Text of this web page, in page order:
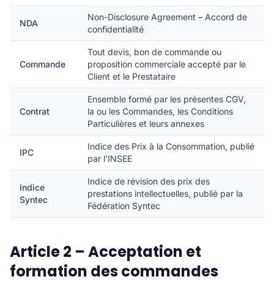
NDA
Non-Disclosure Agreement – Accord de
confidentialité
Commande
Tout devis, bon de commande ou
proposition commerciale accepté par le
Client et le Prestataire
Contrat
Ensemble formé par les présentes CGV,
la ou les Commandes, les Conditions
Particulières et leurs annexes
IPC
Indice des Prix à la Consommation, publié
par l'INSEE
Indice
Syntec
Indice de révision des prix des
prestations intellectuelles, publié par la
Fédération Syntec
Article 2 – Acceptation et
formation des commandes